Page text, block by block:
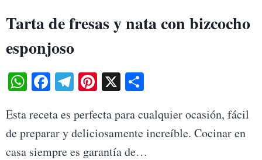
Tarta de fresas y nata con bizcocho
esponjoso
WhatsApp
Facebook
Telegram
Pinterest
X Share
Esta receta es perfecta para cualquier ocasión, fácil
de preparar y deliciosamente increíble. Cocinar en
casa siempre es garantía de…